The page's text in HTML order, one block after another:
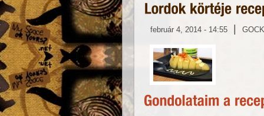
február 4, 2014 - 14:55 | GOCK